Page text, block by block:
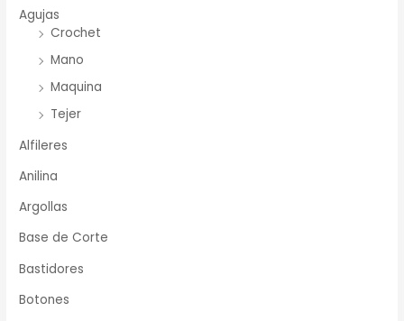
Agujas
Crochet
Mano
Maquina
Tejer
Alfileres
Anilina
Argollas
Base de Corte
Bastidores
Botones